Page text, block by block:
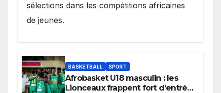
sélections dans les compétitions africaines
de jeunes.
BASKETBALL SPORT
Afrobasket U18 masculin : les
Lionceaux frappent fort d’entrée